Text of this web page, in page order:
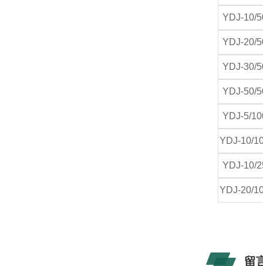
YDJ-10/
YDJ-20/
YDJ-30/
YDJ-50/
YDJ-5/
YDJ-10/
YDJ-10/
YDJ-20/
留